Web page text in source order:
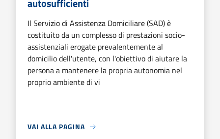
autosufficienti
Il Servizio di Assistenza Domiciliare (SAD) è
costituito da un complesso di prestazioni socio-
assistenziali erogate prevalentemente al
domicilio dell'utente, con l'obiettivo di aiutare la
persona a mantenere la propria autonomia nel
proprio ambiente di vi
VAI ALLA PAGINA